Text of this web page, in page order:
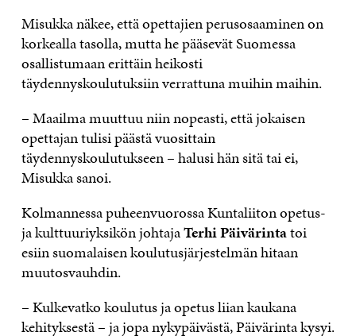
Misukka näkee, että opettajien perusosaaminen on
korkealla tasolla, mutta he pääsevät Suomessa
osallistumaan erittäin heikosti
täydennyskoulutuksiin verrattuna muihin maihin.
– Maailma muuttuu niin nopeasti, että jokaisen
opettajan tulisi päästä vuosittain
täydennyskoulutukseen – halusi hän sitä tai ei,
Misukka sanoi.
Kolmannessa puheenvuorossa Kuntaliiton opetus-
ja kulttuuriyksikön johtajaTerhi Päivärintatoi
esiin suomalaisen koulutusjärjestelmän hitaan
muutosvauhdin.
– Kulkevatko koulutus ja opetus liian kaukana
kehityksestä – ja jopa nykypäivästä, Päivärinta kysyi.